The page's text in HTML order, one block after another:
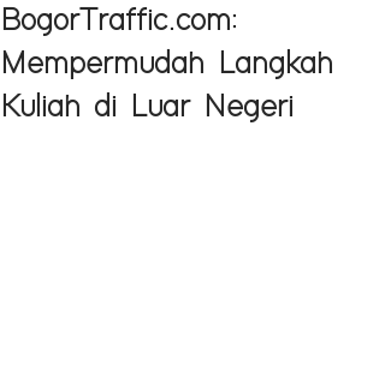
BogorTraffic.com:
Mempermudah Langkah
Kuliah di Luar Negeri